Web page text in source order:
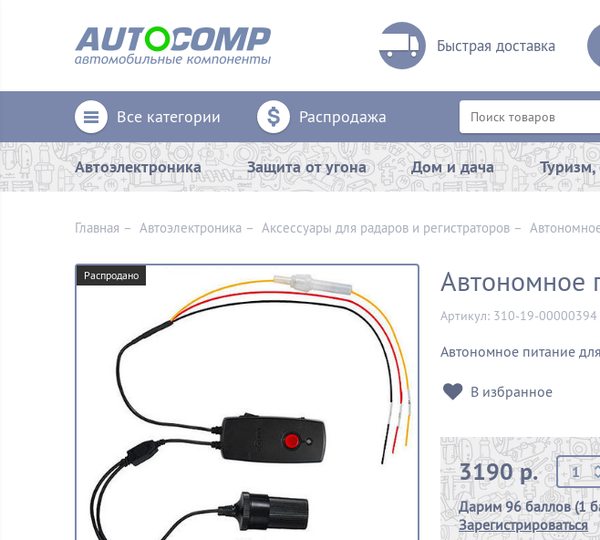
Быстрая доставка
Все категории Распродажа
Автоэлектроника Защита от угона Дом и дача
Главная – Автоэлектроника – Аксессуары для радаров и регистраторов –
Распродано Автономное
Артикул: 310-19-00000394
Автономное питание
В избранное
3190 р.
Дарим96 баллов (1
Зарегистрироваться